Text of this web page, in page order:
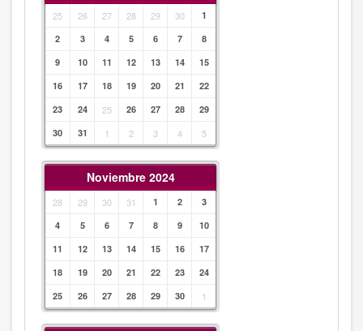
25 26 27 28 29 30
1
2
3 4 5 6 7
8
9
10 11 12 13 14
15
16
17 18 19 20 21
22
23
24 25 26 27 28
29
30
31 1 2 3 4 5
Noviembre 2024
28 29 30 31 1 2
3
4
5 6 7 8 9
10
11
12 13 14 15 16
17
18
19 20 21 22 23
24
25
26 27 28 29 30 1